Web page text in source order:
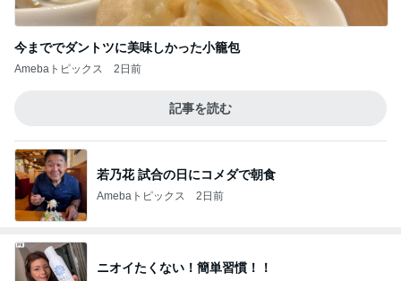
今まででダントツに美味しかった小籠包
Amebaトピックス 2日前
記事を読む
若乃花 試合の日にコメダで朝食
Amebaトピックス 2日前
ニオイたくない！簡単習慣！！